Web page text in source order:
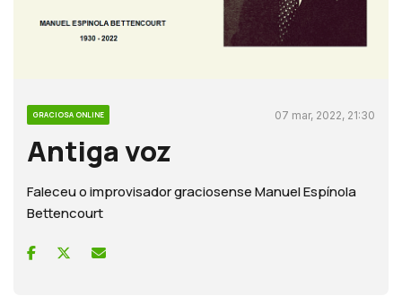
GRACIOSA ONLINE 07 mar, 2022, 21:30
Antiga voz
Faleceu o improvisador graciosense Manuel Espínola
Bettencourt